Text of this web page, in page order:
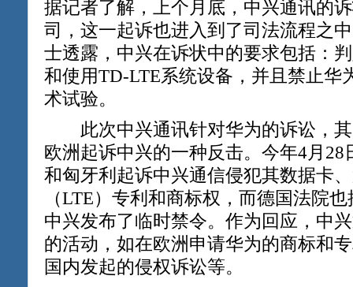
据记者了解，上个月底，中兴通讯的
司，这一起诉也进入到了司法流程之
士透露，中兴在诉状中的要求包括：
和使用TD-LTE系统设备，并且禁止华
术试验。
此次中兴通讯针对华为的诉讼，其
欧洲起诉中兴的一种反击。今年4月28
和匈牙利起诉中兴通信侵犯其数据卡
（LTE）专利和商标权，而德国法院
中兴发布了临时禁令。作为回应，中
的活动，如在欧洲申请华为的商标和
国内发起的侵权诉讼等。